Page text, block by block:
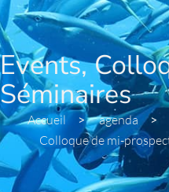
Events,
Séminaires
Accueil > agenda >
Colloque de mi-